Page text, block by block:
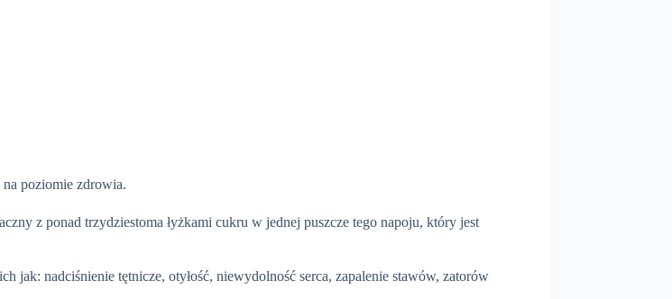
poziomie zdrowia.
z ponad trzydziestoma łyżkami cukru w jednej puszcze tego napoju, który jest
nadciśnienie tętnicze, otyłość, niewydolność serca, zapalenie stawów, zatorów